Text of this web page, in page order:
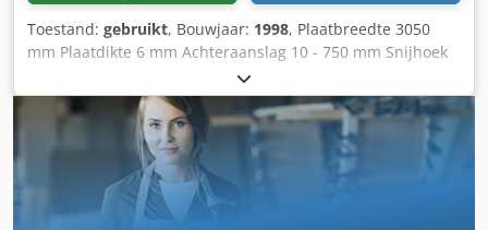
Toestand: gebruikt, Bouwjaar: 1998, Plaatbreedte 3050
mm Plaatdikte 6 mm Achteraanslag 10 - 750 mm Snijhoek
0,5 - 3 ° Neerhouders 18 stuks Slagen per minuut 9 / 14
Totaal benodigd vermogen 7,5 kW Benodigde ruimte ca.
3750 x 1600 x 2450 mm Gewicht 4800 kg Uitrusting: -
elektrohydraulisch, geleide plaatponschaar Dedpjw S
Nknjfx Ad Isck - voorbedieningspaneel, links voor - met
elektrohydraulische versteling van de snijhoek - met
handmatige instelling van de snijspleet vanaf de voorzijde